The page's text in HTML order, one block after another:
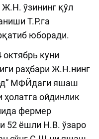
ўзининг қўл
Т.Р.га
юборади.
куни
раҳбари Ж.Н.нинг
МФЙдаги яшаш
ҳолатга ойдинлик
фермер
52 ёшли Н.В. ўзаро